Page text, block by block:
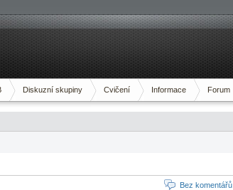
Diskuzní skupiny Cvičení Informace Forum
Bez komentářů